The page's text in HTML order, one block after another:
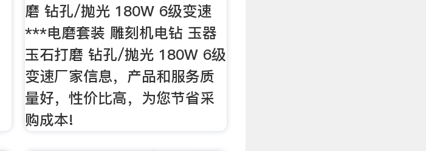
磨 钻孔/抛光 180W 6级变速
***电磨套装 雕刻机电钻 玉器
玉石打磨 钻孔/抛光 180W 6级
变速厂家信息，产品和服务质
量好，性价比高，为您节省采
购成本!